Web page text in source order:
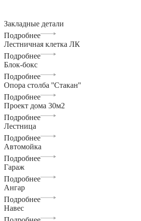
Закладные детали
Подробнее
Лестничная клетка ЛК
Подробнее
Блок-бокс
Подробнее
Опора столба ''Стакан''
Подробнее
Проект дома 30м2
Подробнее
Лестница
Подробнее
Автомойка
Подробнее
Гараж
Подробнее
Ангар
Подробнее
Навес